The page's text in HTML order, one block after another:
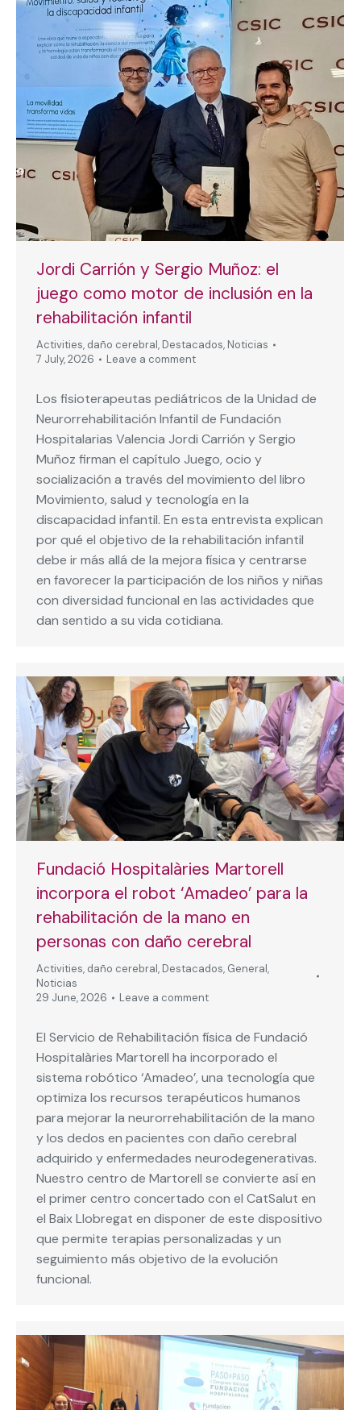
Jordi Carrión y Sergio Muñoz: el
juego como motor de inclusión en la
rehabilitación infantil
Activities, daño cerebral, Destacados, Noticias
7 July, 2026
Leave a comment
Los fisioterapeutas pediátricos de la Unidad de
Neurorrehabilitación Infantil de Fundación
Hospitalarias Valencia Jordi Carrión y Sergio
Muñoz firman el capítulo Juego, ocio y
socialización a través del movimiento del libro
Movimiento, salud y tecnología en la
discapacidad infantil. En esta entrevista explican
por qué el objetivo de la rehabilitación infantil
debe ir más allá de la mejora física y centrarse
en favorecer la participación de los niños y niñas
con diversidad funcional en las actividades que
dan sentido a su vida cotidiana.
Fundació Hospitalàries Martorell
incorpora el robot ‘Amadeo’ para la
rehabilitación de la mano en
personas con daño cerebral
Activities, daño cerebral, Destacados, General,
Noticias
29 June, 2026
Leave a comment
El Servicio de Rehabilitación física de Fundació
Hospitalàries Martorell ha incorporado el
sistema robótico ‘Amadeo’, una tecnología que
optimiza los recursos terapéuticos humanos
para mejorar la neurorrehabilitación de la mano
y los dedos en pacientes con daño cerebral
adquirido y enfermedades neurodegenerativas.
Nuestro centro de Martorell se convierte así en
el primer centro concertado con el CatSalut en
el Baix Llobregat en disponer de este dispositivo
que permite terapias personalizadas y un
seguimiento más objetivo de la evolución
funcional.